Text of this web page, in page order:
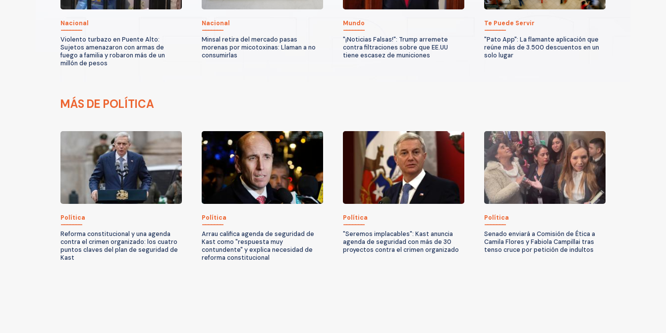
Nacional
Violento turbazo en Puente Alto:
Sujetos amenazaron con armas de
fuego a familia y robaron más de un
millón de pesos
Nacional
Minsal retira del mercado pasas
morenas por micotoxinas: Llaman a no
consumirlas
Mundo
"¡Noticias Falsas!": Trump arremete
contra filtraciones sobre que EE.UU
tiene escasez de municiones
Te Puede Servir
"Pato App": La flamante aplicación que
reúne más de 3.500 descuentos en un
solo lugar
MÁS DE POLÍTICA
Política
Reforma constitucional y una agenda
contra el crimen organizado: los cuatro
puntos claves del plan de seguridad de
Kast
Política
Arrau califica agenda de seguridad de
Kast como "respuesta muy
contundente" y explica necesidad de
reforma constitucional
Política
"Seremos implacables": Kast anuncia
agenda de seguridad con más de 30
proyectos contra el crimen organizado
Política
Senado enviará a Comisión de Ética a
Camila Flores y Fabiola Campillai tras
tenso cruce por petición de indultos